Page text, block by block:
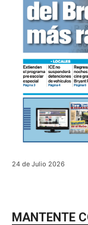
24 de Julio 2026
MANTENTE